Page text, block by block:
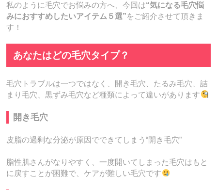
私のように毛穴でお悩みの方へ、今回は“気になる毛穴悩
みにおすすめしたいアイテム５選”をご紹介させて頂きま
す！
あなたはどの毛穴タイプ？
毛穴トラブルは一つではなく、開き毛穴、たるみ毛穴、詰
まり毛穴、黒ずみ毛穴など種類によって違いがあります
開き毛穴
皮脂の過剰な分泌が原因でできてしまう“開き毛穴”
脂性肌さんがなりやすく、一度開いてしまった毛穴はもと
に戻すことが困難で、ケアが難しい毛穴です